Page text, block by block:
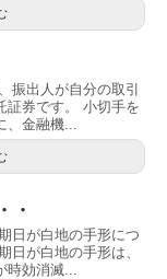
振出人が自分の取引
証券です。 小切手を
、金融機...
・
日が白地の手形につ
日が白地の手形は、
時効消滅...